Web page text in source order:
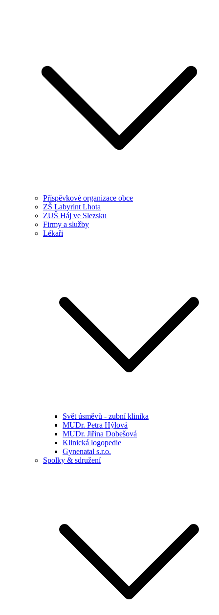
Příspěvkové organizace obce
ZŠ Labyrint Lhota
ZUŠ Háj ve Slezsku
Firmy a služby
Lékaři
Svět úsměvů - zubní klinika
MUDr. Petra Hýlová
MUDr. Jiřina Dobešová
Klinická logopedie
Gynenatal s.r.o.
Spolky & sdružení